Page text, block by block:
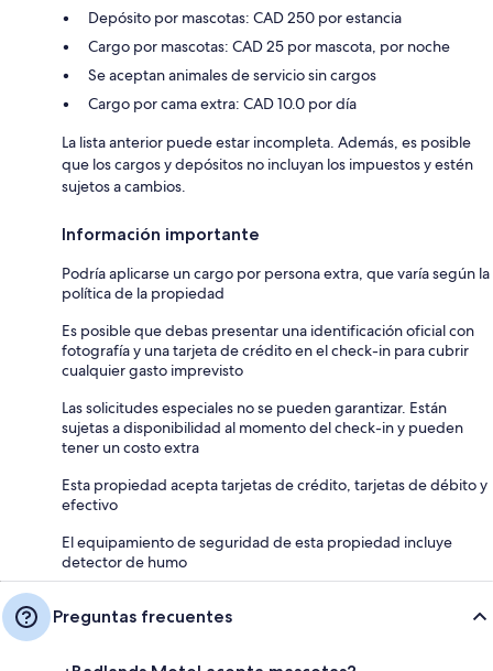
Depósito por mascotas: CAD 250 por estancia
Cargo por mascotas: CAD 25 por mascota, por noche
Se aceptan animales de servicio sin cargos
Cargo por cama extra: CAD 10.0 por día
La lista anterior puede estar incompleta. Además, es posible
que los cargos y depósitos no incluyan los impuestos y estén
sujetos a cambios.
Información importante
Podría aplicarse un cargo por persona extra, que varía según la
política de la propiedad
Es posible que debas presentar una identificación oficial con
fotografía y una tarjeta de crédito en el check-in para cubrir
cualquier gasto imprevisto
Las solicitudes especiales no se pueden garantizar. Están
sujetas a disponibilidad al momento del check-in y pueden
tener un costo extra
Esta propiedad acepta tarjetas de crédito, tarjetas de débito y
efectivo
El equipamiento de seguridad de esta propiedad incluye
detector de humo
Preguntas frecuentes